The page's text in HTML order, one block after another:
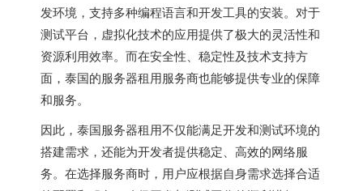
发环境，支持多种编程语言和开发工具的安装。对于
测试平台，虚拟化技术的应用提供了极大的灵活性和
资源利用效率。而在安全性、稳定性及技术支持方
面，泰国的服务器租用服务商也能够提供专业的保障
和服务。
因此，泰国服务器租用不仅能满足开发和测试环境的
搭建需求，还能为开发者提供稳定、高效的网络服
务。在选择服务商时，用户应根据自身需求选择合适